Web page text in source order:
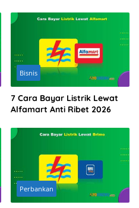
Bisnis
7 Cara Bayar Listrik Lewat
Alfamart Anti Ribet 2026
Perbankan